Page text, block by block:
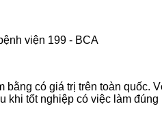
viện 199 - BCA
có giá trị trên toàn quốc.
khi tốt nghiệp có việc làm đúng